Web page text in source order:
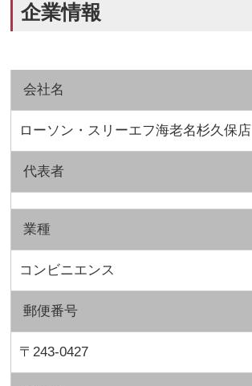
企業情報
会社名
ローソン・スリーエフ海老名杉久保店
代表者
業種
コンビニエンス
郵便番号
〒243-0427